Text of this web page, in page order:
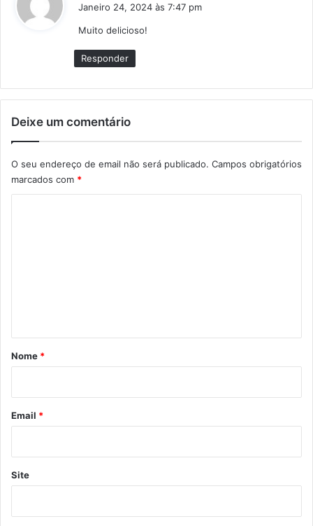
Janeiro 24, 2024 às 7:47 pm
Muito delicioso!
Responder
Deixe um comentário
O seu endereço de email não será publicado. Campos obrigatórios
marcados com *
r
*
Nome *
Email *
Site